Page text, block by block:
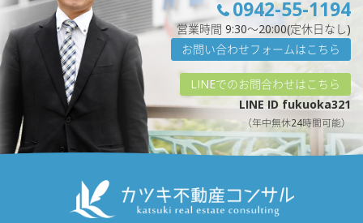
0942-55-1194
営業時間 9:30〜20:00(定休日なし)
お問い合わせフォームはこちら
LINEでのお問合わせはこちら
LINE ID fukuoka321
（年中無休24時間可能）